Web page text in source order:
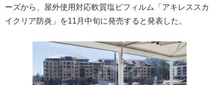
ーズから、屋外使用対応軟質塩ビフィルム「アキレススカ
イクリア防炎」を11月中旬に発売すると発表した。